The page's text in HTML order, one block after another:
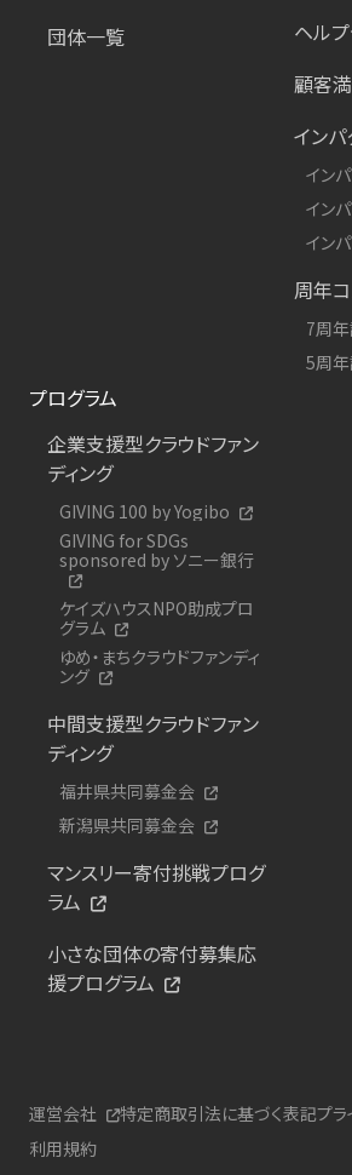
団体一覧
ヘル
顧客満
インパ
イン
イン
イン
周年
7周
5周年
プログラム
企業支援型クラウドファン
ディング
GIVING 100 by Yogibo
GIVING for SDGs
sponsored by ソニー銀行
ケイズハウスNPO助成プロ
グラム
ゆめ・まちクラウドファンディ
ング
中間支援型クラウドファン
ディング
福井県共同募金会
新潟県共同募金会
マンスリー寄付挑戦プログ
ラム
小さな団体の寄付募集応
援プログラム
運営会社 特定商取引法に基づく表記プラ
利用規約